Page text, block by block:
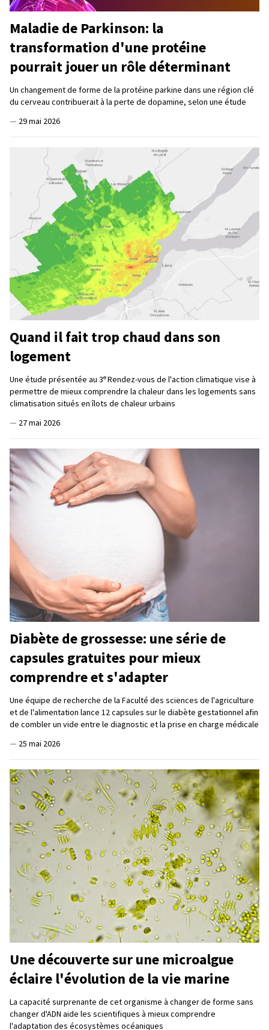
Maladie de Parkinson: la
transformation d'une protéine
pourrait jouer un rôle déterminant
Un changement de forme de la protéine parkine dans une région clé
du cerveau contribuerait à la perte de dopamine, selon une étude
— 29 mai 2026
Quand il fait trop chaud dans son
logement
Une étude présentée au 3eRendez-vous de l'action climatique vise à
permettre de mieux comprendre la chaleur dans les logements sans
climatisation situés en îlots de chaleur urbains
— 27 mai 2026
Diabète de grossesse: une série de
capsules gratuites pour mieux
comprendre et s'adapter
Une équipe de recherche de la Faculté des sciences de l'agriculture
et de l'alimentation lance 12 capsules sur le diabète gestationnel afin
de combler un vide entre le diagnostic et la prise en charge médicale
— 25 mai 2026
Une découverte sur une microalgue
éclaire l'évolution de la vie marine
La capacité surprenante de cet organisme à changer de forme sans
changer d'ADN aide les scientifiques à mieux comprendre
l'adaptation des écosystèmes océaniques